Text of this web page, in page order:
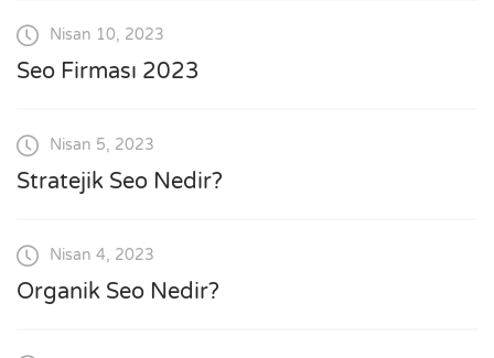
Nisan 10, 2023
Seo Firması 2023
Nisan 5, 2023
Stratejik Seo Nedir?
Nisan 4, 2023
Organik Seo Nedir?